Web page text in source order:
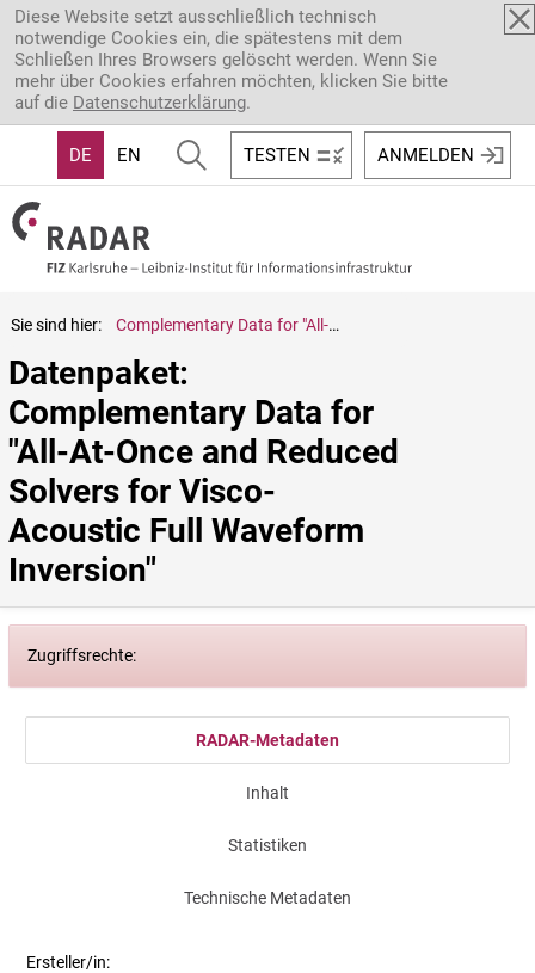
Direkt zum Inhalt
Diese Website setzt ausschließlich technisch
notwendige Cookies ein, die spätestens mit dem
Schließen Ihres Browsers gelöscht werden. Wenn Sie
mehr über Cookies erfahren möchten, klicken Sie bitte
auf die Datenschutzerklärung.
DE EN TESTEN ANMELDEN
Sie sind hier: Complementary Data for "All-At-Once and Reduced Solvers for Visco-Acoustic Full Waveform Inversion"
Datenpaket:
Complementary Data for
"All-At-Once and Reduced
Solvers for Visco-
Acoustic Full Waveform
Inversion"
Zugriffsrechte:
RADAR-Metadaten
Inhalt
Statistiken
Technische Metadaten
Ersteller/in: